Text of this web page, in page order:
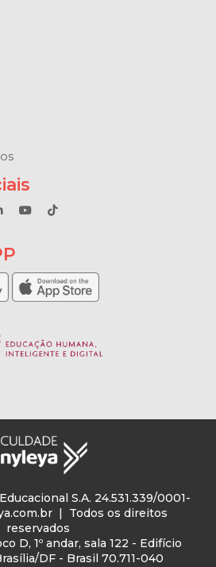
S.A. 24.531.339/0001-
| Todos os direitos
reservados
D, 1º andar, sala 122 - Edifício
DF - Brasil 70.711-040